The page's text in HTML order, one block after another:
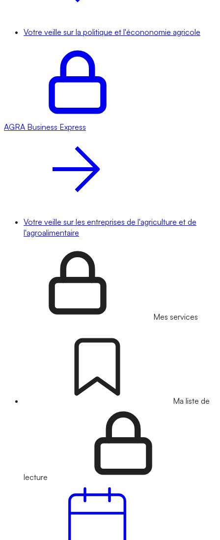
Votre veille sur la politique et l'écononomie agricole
AGRA Business Express
Votre veille sur les entreprises de l'agriculture et de
l'agroalimentaire
Mes services
Ma liste de
lecture